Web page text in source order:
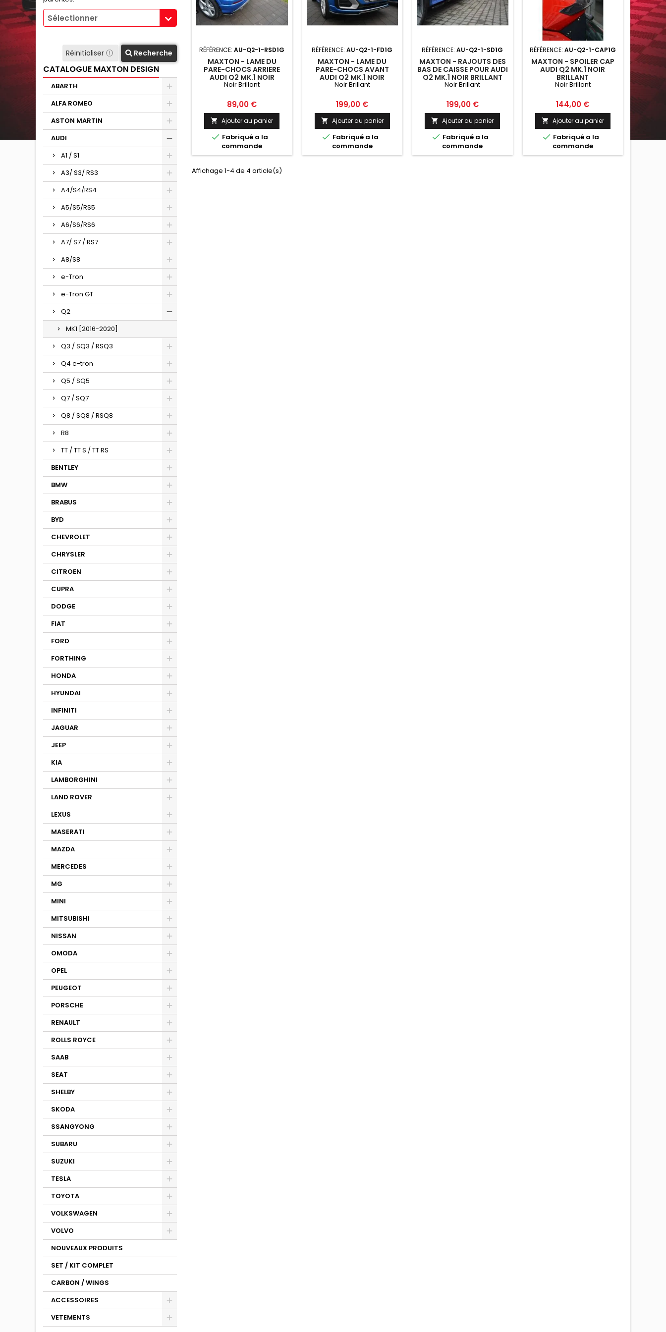
Sélectionner
Réinitialiser Recherche
CATALOGUE MAXTON DESIGN
ABARTH
ALFA ROMEO
ASTON MARTIN
AUDI
A1 / S1
A3/ S3/ RS3
A4/S4/RS4
A5/S5/RS5
A6/S6/RS6
A7/ S7 / RS7
A8/S8
e-Tron
e-Tron GT
Q2
MK1 [2016-2020]
Q3 / SQ3 / RSQ3
Q4 e-tron
Q5 / SQ5
Q7 / SQ7
Q8 / SQ8 / RSQ8
R8
TT / TT S / TT RS
BENTLEY
BMW
BRABUS
BYD
CHEVROLET
CHRYSLER
CITROEN
CUPRA
DODGE
FIAT
FORD
FORTHING
HONDA
HYUNDAI
INFINITI
JAGUAR
JEEP
KIA
LAMBORGHINI
LAND ROVER
LEXUS
MASERATI
MAZDA
MERCEDES
MG
MINI
MITSUBISHI
NISSAN
OMODA
OPEL
PEUGEOT
PORSCHE
RENAULT
ROLLS ROYCE
SAAB
SEAT
SHELBY
SKODA
SSANGYONG
SUBARU
SUZUKI
TESLA
TOYOTA
VOLKSWAGEN
VOLVO
NOUVEAUX PRODUITS
SET / KIT COMPLET
CARBON / WINGS
ACCESSOIRES
VETEMENTS
RÉFÉRENCE:AU-Q2-1-RSD1G
MAXTON - LAME DU
PARE-CHOCS ARRIERE
AUDI Q2 MK.1 NOIR
BRILLANT
Noir Brillant
Prix
89,00 €
 Ajouter au panier
 Fabriqué a la
commande
RÉFÉRENCE:AU-Q2-1-FD1G
MAXTON - LAME DU
PARE-CHOCS AVANT
AUDI Q2 MK.1 NOIR
BRILLANT
Noir Brillant
Prix
199,00 €
 Ajouter au panier
 Fabriqué a la
commande
RÉFÉRENCE:AU-Q2-1-SD1G
MAXTON - RAJOUTS DES
BAS DE CAISSE POUR AUDI
Q2 MK.1 NOIR BRILLANT
Noir Brillant
Prix
199,00 €
 Ajouter au panier
 Fabriqué a la
commande
RÉFÉRENCE: AU-Q2-1-CAP1G
MAXTON - SPOILER CAP
AUDI Q2 MK.1 NOIR
BRILLANT
Noir Brillant
Prix
144,00 €
 Ajouter au panier
 Fabriqué a la
commande
Affichage 1-4 de 4 article(s)